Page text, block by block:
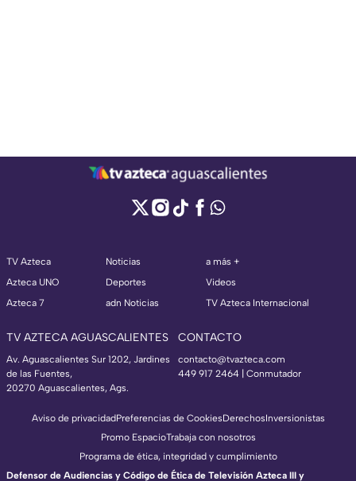
TV Azteca
Azteca UNO
Azteca 7
Noticias
Deportes
adn Noticias
a más +
Videos
TV Azteca Internacional
TV AZTECA AGUASCALIENTES
Av. Aguascalientes Sur 1202, Jardines
de las Fuentes,
20270 Aguascalientes, Ags.
CONTACTO
contacto@tvazteca.com
449 917 2464 | Conmutador
Aviso de privacidadPreferencias de CookiesDerechosInversionistas
Promo EspacioTrabaja con nosotros
Programa de ética, integridad y cumplimiento
Defensor de Audiencias y Código de Ética de Televisión Azteca III y